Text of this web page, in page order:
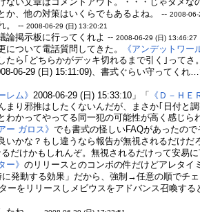
か、他の対策はいくらでもあるよね。 --2008-
。 --2008-06-29 (日) 13:20:21
論掲示板に行ってくれよ --2008-06-29 (日) 13:46:27
について電話質問してきた。 《アンデットワー
たら｢どちらかがデッキ切れるまで引く｣って
06-29 (日) 15:11:09)、書式ぐらい守ってく
レム》2008-06-29 (日) 15:33:10」「 《Ｄ－Ｈ
まり邪推はしたくないんだが、まさか｢日付と
わかってやってる同一犯の可能性が高く感じ
ー ガロス》でも書式の怪しいFAQがあったの
いかな？もし違うなら報告が無視されるだけだ
だけかもしれんぞ。無視されるだけって安易
ー》のリリースとのコンボの件だけどアレタ
に発動する効果」だから、強制→任意の順でチ
をリリースしメビウスをアドバンス召喚す